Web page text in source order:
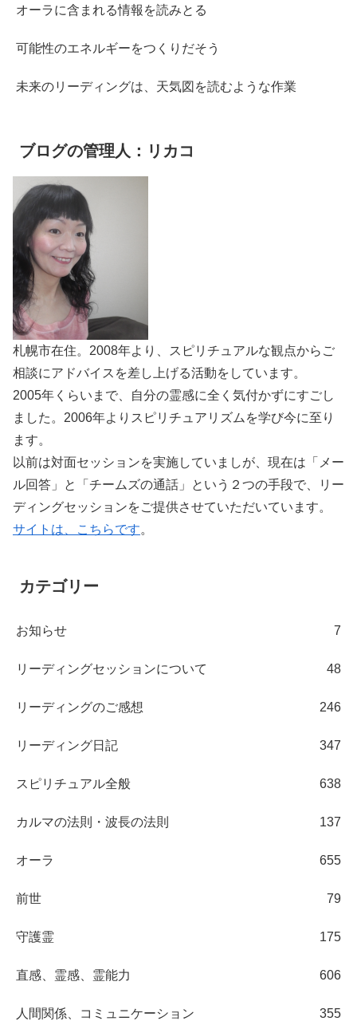
オーラに含まれる情報を読みとる
可能性のエネルギーをつくりだそう
未来のリーディングは、天気図を読むような作業
ブログの管理人：リカコ
札幌市在住。2008年より、スピリチュアルな観点からご
相談にアドバイスを差し上げる活動をしています。
2005年くらいまで、自分の霊感に全く気付かずにすごし
ました。2006年よりスピリチュアリズムを学び今に至り
ます。
以前は対面セッションを実施していましが、現在は「メー
ル回答」と「チームズの通話」という２つの手段で、リー
ディングセッションをご提供させていただいています。
サイトは、こちらです。
カテゴリー
お知らせ 7
リーディングセッションについて 48
リーディングのご感想 246
リーディング日記 347
スピリチュアル全般 638
カルマの法則・波長の法則 137
オーラ 655
前世 79
守護霊 175
直感、霊感、霊能力 606
人間関係、コミュニケーション 355